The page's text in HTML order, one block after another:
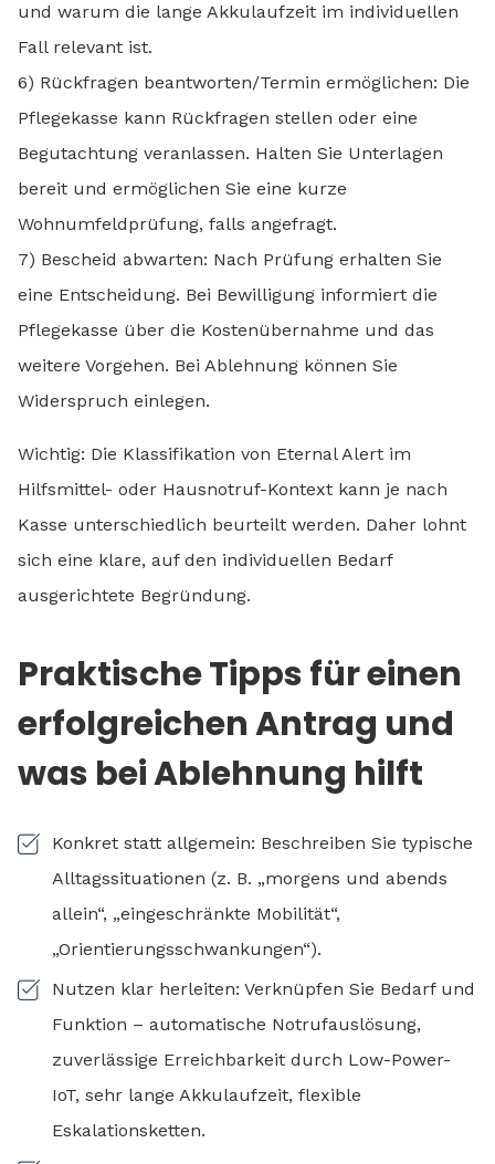
und warum die lange Akkulaufzeit im individuellen
Fall relevant ist.
6) Rückfragen beantworten/Termin ermöglichen: Die
Pflegekasse kann Rückfragen stellen oder eine
Begutachtung veranlassen. Halten Sie Unterlagen
bereit und ermöglichen Sie eine kurze
Wohnumfeldprüfung, falls angefragt.
7) Bescheid abwarten: Nach Prüfung erhalten Sie
eine Entscheidung. Bei Bewilligung informiert die
Pflegekasse über die Kostenübernahme und das
weitere Vorgehen. Bei Ablehnung können Sie
Widerspruch einlegen.
Wichtig: Die Klassifikation von Eternal Alert im
Hilfsmittel- oder Hausnotruf-Kontext kann je nach
Kasse unterschiedlich beurteilt werden. Daher lohnt
sich eine klare, auf den individuellen Bedarf
ausgerichtete Begründung.
Praktische Tipps für einen
erfolgreichen Antrag und
was bei Ablehnung hilft
Konkret statt allgemein: Beschreiben Sie typische
Alltagssituationen (z. B. „morgens und abends
allein“, „eingeschränkte Mobilität“,
„Orientierungsschwankungen“).
Nutzen klar herleiten: Verknüpfen Sie Bedarf und
Funktion – automatische Notrufauslösung,
zuverlässige Erreichbarkeit durch Low-Power-
IoT, sehr lange Akkulaufzeit, flexible
Eskalationsketten.